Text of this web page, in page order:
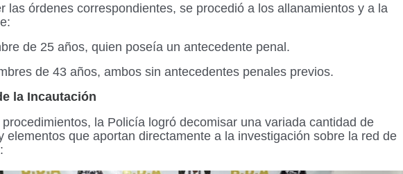
las órdenes correspondientes, se procedió a los allanamientos y a la
de 25 años, quien poseía un antecedente penal.
de 43 años, ambos sin antecedentes penales previos.
la Incautación
la Policía logró decomisar una variada cantidad de
elementos que aportan directamente a la investigación sobre la red de